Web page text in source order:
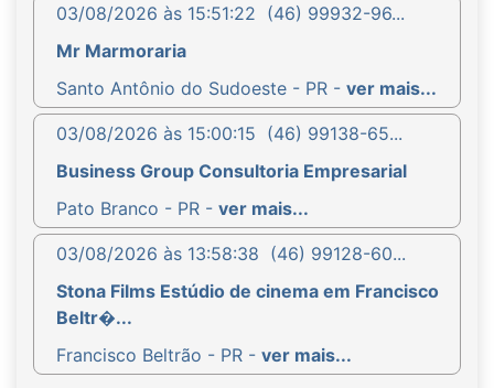
03/08/2026 às 15:51:22 (46) 99932-96...
Mr Marmoraria
Santo Antônio do Sudoeste - PR - ver mais...
03/08/2026 às 15:00:15 (46) 99138-65...
Business Group Consultoria Empresarial
Pato Branco - PR - ver mais...
03/08/2026 às 13:58:38 (46) 99128-60...
Stona Films Estúdio de cinema em Francisco
Beltr�...
Francisco Beltrão - PR - ver mais...